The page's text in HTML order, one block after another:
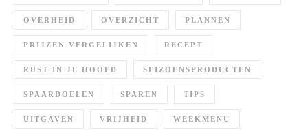
OVERHEID OVERZICHT PLANNEN
PRIJZEN VERGELIJKEN RECEPT
RUST IN JE HOOFD SEIZOENSPRODUCTEN
SPAARDOELEN SPAREN TIPS
UITGAVEN VRIJHEID WEEKMENU